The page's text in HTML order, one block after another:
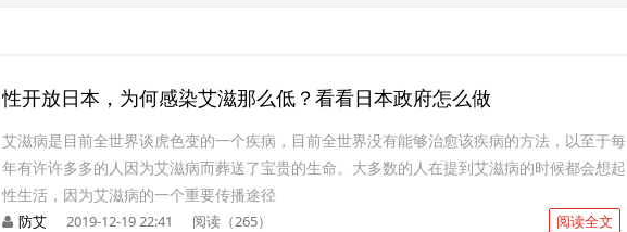
性开放日本，为何感染艾滋那么低？看看日本政府怎么做
艾滋病是目前全世界谈虎色变的一个疾病，目前全世界没有能够治愈该疾病的方法，以至于每
年有许许多多的人因为艾滋病而葬送了宝贵的生命。大多数的人在提到艾滋病的时候都会想起
性生活，因为艾滋病的一个重要传播途径
阅读全文
防艾 2019-12-19 22:41 阅读（265）